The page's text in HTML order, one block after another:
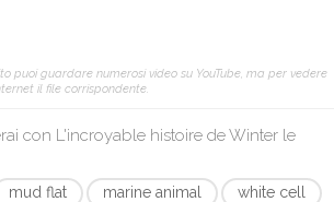
guardare numerosi video su YouTube, ma per vedere
il file corrispondente.
con L'incroyable histoire de Winter le
mud flat marine animal
white cell